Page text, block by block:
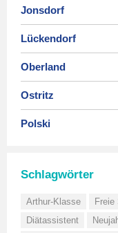
Jonsdorf
Lückendorf
Oberland
Ostritz
Polski
Schlagwörter
Arthur-Klasse Freie
Diätassistent